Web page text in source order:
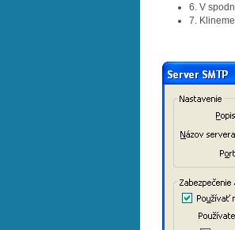
6. V
7.